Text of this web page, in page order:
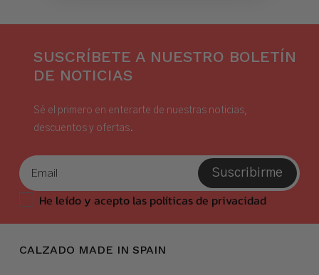
SUSCRÍBETE A NUESTRO BOLETÍN
DE NOTICIAS
Sé el primero en enterarte de nuestras noticias,
descuentos y ofertas.
Suscribirme
He leído y acepto las políticas de privacidad
CALZADO MADE IN SPAIN